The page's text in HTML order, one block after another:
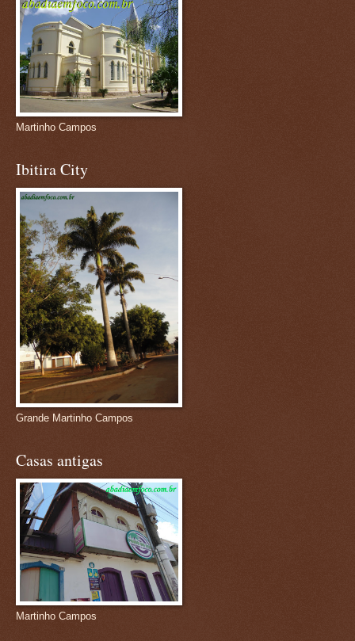
Martinho Campos
Ibitira City
Grande Martinho Campos
Casas antigas
Martinho Campos